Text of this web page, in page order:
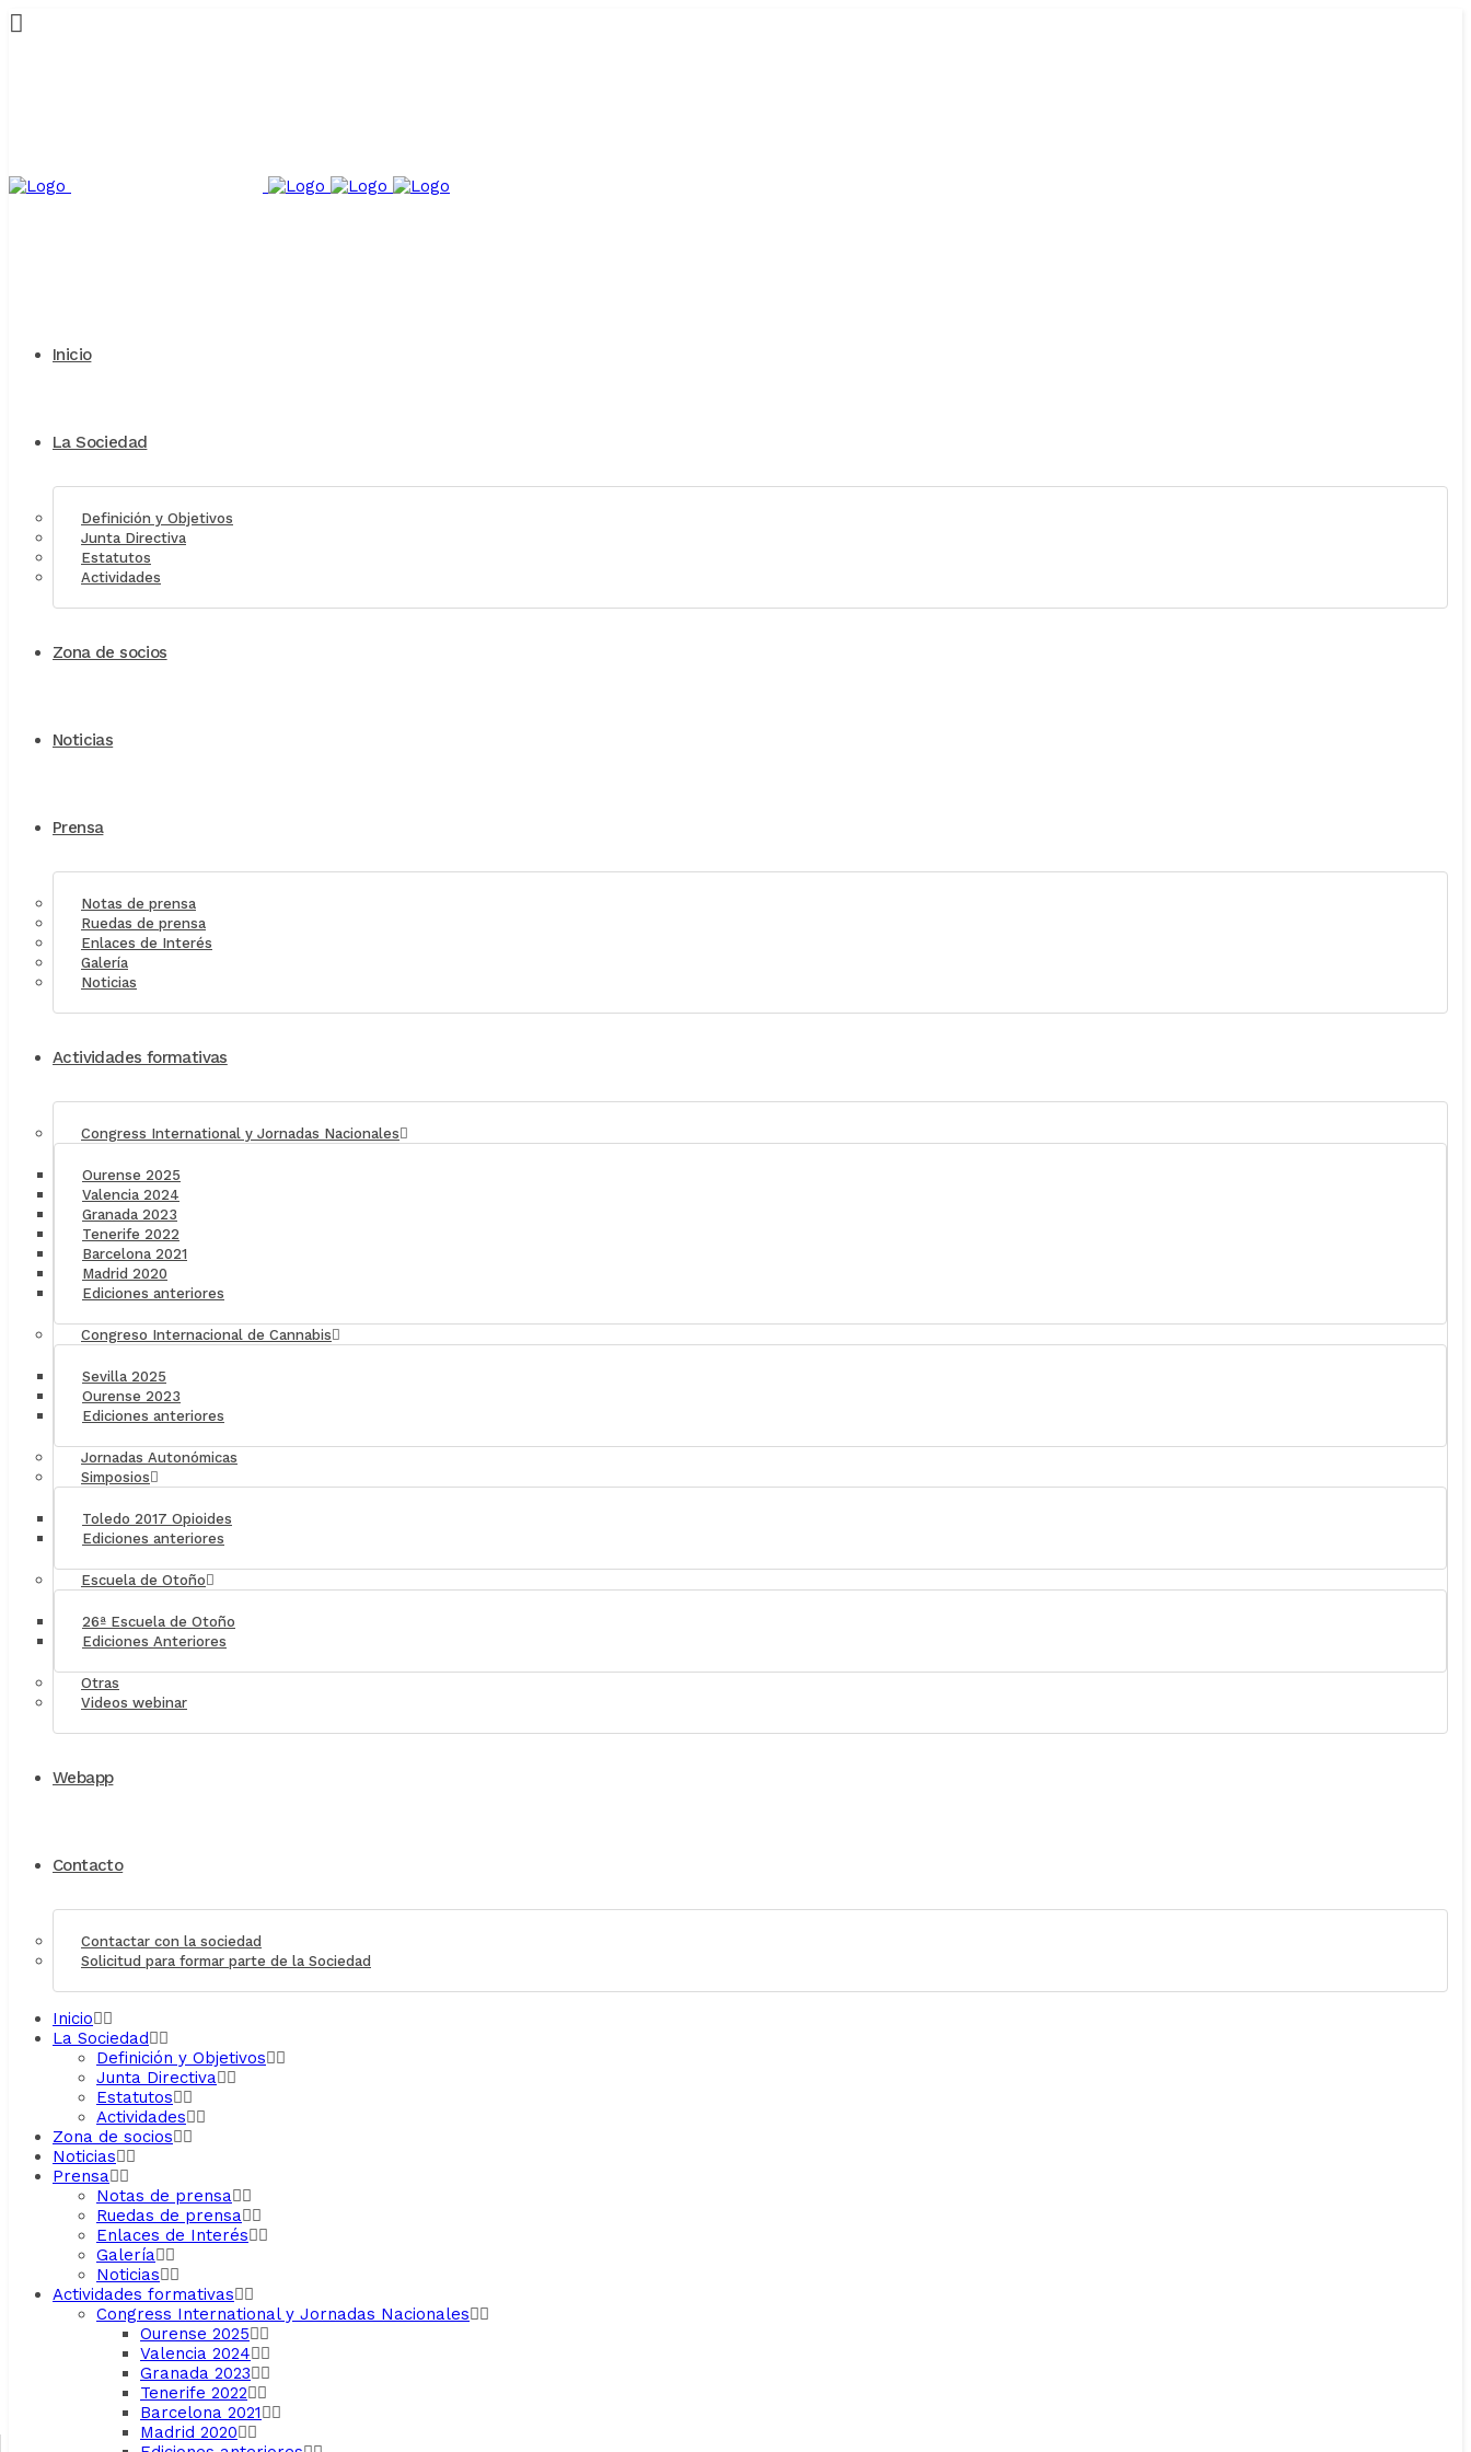
Inicio
La Sociedad
Definición y Objetivos
Junta Directiva
Estatutos
Actividades
Zona de socios
Noticias
Prensa
Notas de prensa
Ruedas de prensa
Enlaces de Interés
Galería
Noticias
Actividades formativas
Congress International y Jornadas Nacionales
Ourense 2025
Valencia 2024
Granada 2023
Tenerife 2022
Barcelona 2021
Madrid 2020
Ediciones anteriores
Congreso Internacional de Cannabis
Sevilla 2025
Ourense 2023
Ediciones anteriores
Jornadas Autonómicas
Simposios
Toledo 2017 Opioides
Ediciones anteriores
Escuela de Otoño
26ª Escuela de Otoño
Ediciones Anteriores
Otras
Videos webinar
Webapp
Contacto
Contactar con la sociedad
Solicitud para formar parte de la Sociedad
Inicio
La Sociedad
Definición y Objetivos
Junta Directiva
Estatutos
Actividades
Zona de socios
Noticias
Prensa
Notas de prensa
Ruedas de prensa
Enlaces de Interés
Galería
Noticias
Actividades formativas
Congress International y Jornadas Nacionales
Ourense 2025
Valencia 2024
Granada 2023
Tenerife 2022
Barcelona 2021
Madrid 2020